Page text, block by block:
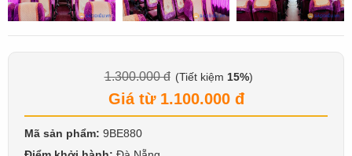
1.300.000 đ (Tiết kiệm 15%)
Giá từ 1.100.000 đ
Mã sản phẩm: 9BE880